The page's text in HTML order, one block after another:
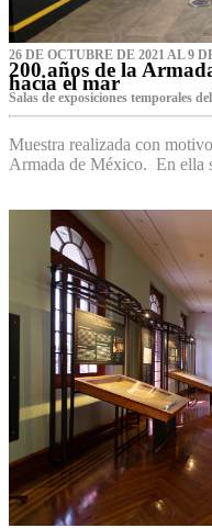
26 DE OCTUBRE DE 2021 AL 9
200 años de la
hacia el mar
Salas de exposiciones temporales
Muestra realizada con
Armada de México. En ella